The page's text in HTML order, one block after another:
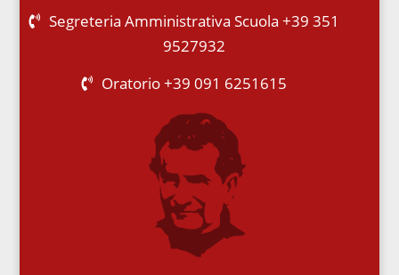
Segreteria Amministrativa Scuola +39 351
9527932
Oratorio +39 091 6251615